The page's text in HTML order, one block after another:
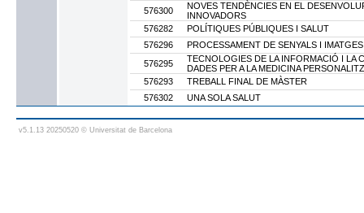
576300
NOVES TENDÈNCIES EN EL
INNOVADORS
576282
POLÍTIQUES PÚBLIQUES I SALUT
576296
PROCESSAMENT DE SENYALS I
576295
TECNOLOGIES DE LA INFORMACIÓ I LA
DADES PER A LA MEDICINA
576293
TREBALL FINAL DE MÀSTER
576302
UNA SOLA SALUT
v5.1.13 20250520 © Universitat de Barcelona